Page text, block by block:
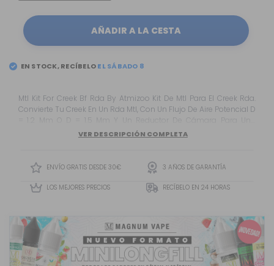
AÑADIR A LA CESTA
EN STOCK, RECÍBELOELSÁBADO 8
Mtl Kit For Creek Bf Rda By Atmizoo Kit De Mtl Para El Creek Rda.
Convierte Tu Creek En Un Rda Mtl, Con Un Flujo De Aire Potencial D
= 1.2 Mm O D = 1.5 Mm Y Un Reductor De Cámara Para Una
Experiencia Mtl Mejorada.VER DESCRIPCIÓN COMPLETA
ENVÍO GRATIS DESDE 30€ 3 AÑOS DE GARANTÍA
LOS MEJORES PRECIOS RECÍBELO EN 24 HORAS